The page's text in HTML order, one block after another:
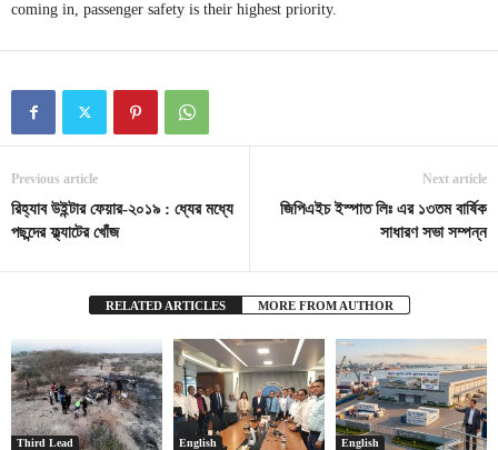
coming in, passenger safety is their highest priority.
Previous article
রিহ্যাব উইন্টার ফেয়ার-২০১৯ : ধ্যের মধ্যে
পছন্দের ফ্ল্যাটের খোঁজ
Next article
জিপিএইচ ইস্পাত লিঃ এর ১৩তম বার্ষিক
সাধারণ সভা সম্পন্ন
RELATED ARTICLES MORE FROM AUTHOR
Third Lead English English